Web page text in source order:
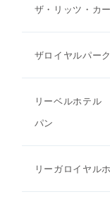
ザ・リッツ・カ
ザロイヤルパー
リーベルホテル
パン
リーガロイヤル